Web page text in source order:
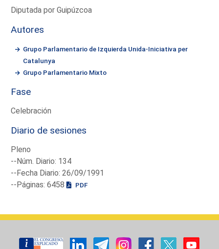
Diputada por Guipúzcoa
Autores
Grupo Parlamentario de Izquierda Unida-Iniciativa per
Catalunya
Grupo Parlamentario Mixto
Fase
Celebración
Diario de sesiones
Pleno
--Núm. Diario: 134
--Fecha Diario: 26/09/1991
--Páginas: 6458
PDF